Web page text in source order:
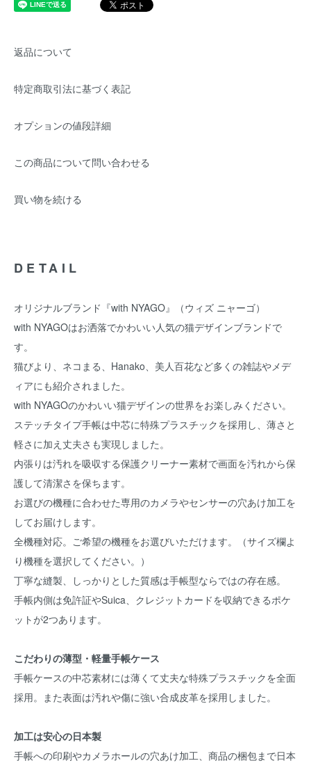
返品について
特定商取引法に基づく表記
オプションの値段詳細
この商品について問い合わせる
買い物を続ける
DETAIL
オリジナルブランド『with NYAGO』（ウィズ ニャーゴ）
with NYAGOはお洒落でかわいい人気の猫デザインブランドで
す。
猫びより、ネコまる、Hanako、美人百花など多くの雑誌やメデ
ィアにも紹介されました。
with NYAGOのかわいい猫デザインの世界をお楽しみください。
ステッチタイプ手帳は中芯に特殊プラスチックを採用し、薄さと
軽さに加え丈夫さも実現しました。
内張りは汚れを吸収する保護クリーナー素材で画面を汚れから保
護して清潔さを保ちます。
お選びの機種に合わせた専用のカメラやセンサーの穴あけ加工を
してお届けします。
全機種対応。ご希望の機種をお選びいただけます。（サイズ欄よ
り機種を選択してください。）
丁寧な縫製、しっかりとした質感は手帳型ならではの存在感。
手帳内側は免許証やSuica、クレジットカードを収納できるポケ
ットが2つあります。
こだわりの薄型・軽量手帳ケース
手帳ケースの中芯素材には薄くて丈夫な特殊プラスチックを全面
採用。また表面は汚れや傷に強い合成皮革を採用しました。
加工は安心の日本製
手帳への印刷やカメラホールの穴あけ加工、商品の梱包まで日本